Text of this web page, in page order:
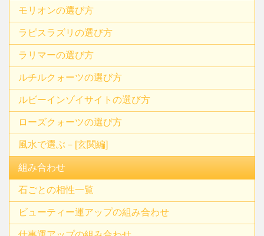
モリオンの選び方
ラピスラズリの選び方
ラリマーの選び方
ルチルクォーツの選び方
ルビーインゾイサイトの選び方
ローズクォーツの選び方
風水で選ぶ－[玄関編]
組み合わせ
石ごとの相性一覧
ビューティー運アップの組み合わせ